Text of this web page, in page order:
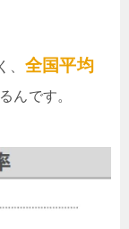
、 全国平均
んです。